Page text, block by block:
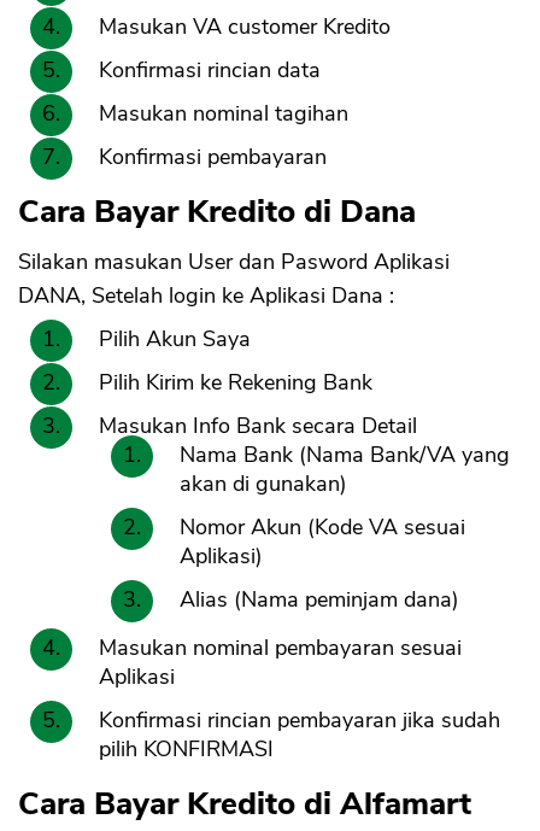
Masukan VA customer Kredito
Konfirmasi rincian data
Masukan nominal tagihan
Konfirmasi pembayaran
Cara Bayar Kredito di Dana
Silakan masukan User dan Pasword Aplikasi
DANA, Setelah login ke Aplikasi Dana :
Pilih Akun Saya
Pilih Kirim ke Rekening Bank
Masukan Info Bank secara Detail
Nama Bank (Nama Bank/VA yang
akan di gunakan)
Nomor Akun (Kode VA sesuai
Aplikasi)
Alias (Nama peminjam dana)
Masukan nominal pembayaran sesuai
Aplikasi
Konfirmasi rincian pembayaran jika sudah
pilih KONFIRMASI
Cara Bayar Kredito di Alfamart